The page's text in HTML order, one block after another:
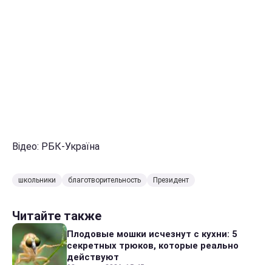
Відео: РБК-Україна
школьники благотворительность Президент
Читайте также
Плодовые мошки исчезнут с кухни: 5
секретных трюков, которые реально
действуют